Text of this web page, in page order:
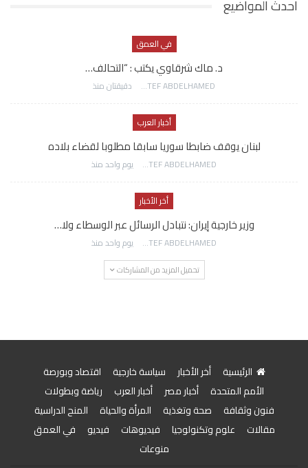
احدث المواضيع
في العمق
د. ماك شرقاوي يكتب : “التحالف…
AWATEF ABDELHAMED دقيقتان منذ
أخبار العرب
لبنان يوقف ضابطا سوريا سابقا مطلوبا لقضاء بلاده
AWATEF ABDELHAMED يوم واحد منذ
أخر الأخبار
وزير خارجية إيران: نتبادل الرسائل عبر الوسطاء ولا…
AWATEF ABDELHAMED يوم واحد منذ
تحميل المزيد من المشاركات
الرئيسية أخر الأخبار سياسة خارجية
اقتصاد وبورصة
الأمم المتحدة
أخبار مصر أخبار العرب
رياضة وبطولات
فنون وثقافة
صحة وتغذية المرأة والحياة
المنح الدراسية
مقالات
علوم وتكنولوجيا فيديوهات فيديو
في العمق
منوعات